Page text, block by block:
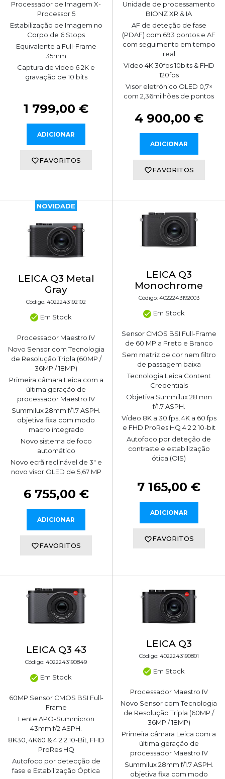
Processador de Imagem X-
Processor 5
Estabilização de Imagem no
Corpo de 6 Stops
Equivalente a Full-Frame
35mm
Captura de vídeo 6.2K e
gravação de 10 bits
1 799,00 €
ADICIONAR
FAVORITOS
Unidade de processamento
BIONZ XR & IA
AF de deteção de fase
(PDAF) com 693 pontos e AF
com seguimento em tempo
real
Vídeo 4K 30fps 10bits & FHD
120fps
Visor eletrónico OLED 0,7×
com 2,36milhões de pontos
4 900,00 €
ADICIONAR
FAVORITOS
NOVIDADE
LEICA Q3 Metal
Gray
Código: 4022243192102
Em Stock
Processador Maestro IV
Novo Sensor com Tecnologia
de Resolução Tripla (60MP /
36MP / 18MP)
Primeira câmara Leica com a
última geração de
processador Maestro IV
Summilux 28mm f/1.7 ASPH.
objetiva fixa com modo
macro integrado
Novo sistema de foco
automático
Novo ecrã reclinável de 3" e
novo visor OLED de 5,67 MP
6 755,00 €
ADICIONAR
FAVORITOS
LEICA Q3
Monochrome
Código: 4022243192003
Em Stock
Sensor CMOS BSI Full-Frame
de 60 MP a Preto e Branco
Sem matriz de cor nem filtro
de passagem baixa
Tecnologia Leica Content
Credentials
Objetiva Summilux 28 mm
f/1.7 ASPH.
Vídeo 8K a 30 fps, 4K a 60 fps
e FHD ProRes HQ 4:2:2 10-bit
Autofoco por deteção de
contraste e estabilização
ótica (OIS)
7 165,00 €
ADICIONAR
FAVORITOS
LEICA Q3 43
Código: 4022243190849
Em Stock
60MP Sensor CMOS BSI Full-
Frame
Lente APO-Summicron
43mm f/2 ASPH.
8K30, 4K60 & 4:2:2 10-Bit, FHD
ProRes HQ
Autofoco por detecção de
fase e Estabilização Óptica
LEICA Q3
Código: 4022243190801
Em Stock
Processador Maestro IV
Novo Sensor com Tecnologia
de Resolução Tripla (60MP /
36MP / 18MP)
Primeira câmara Leica com a
última geração de
processador Maestro IV
Summilux 28mm f/1.7 ASPH.
objetiva fixa com modo